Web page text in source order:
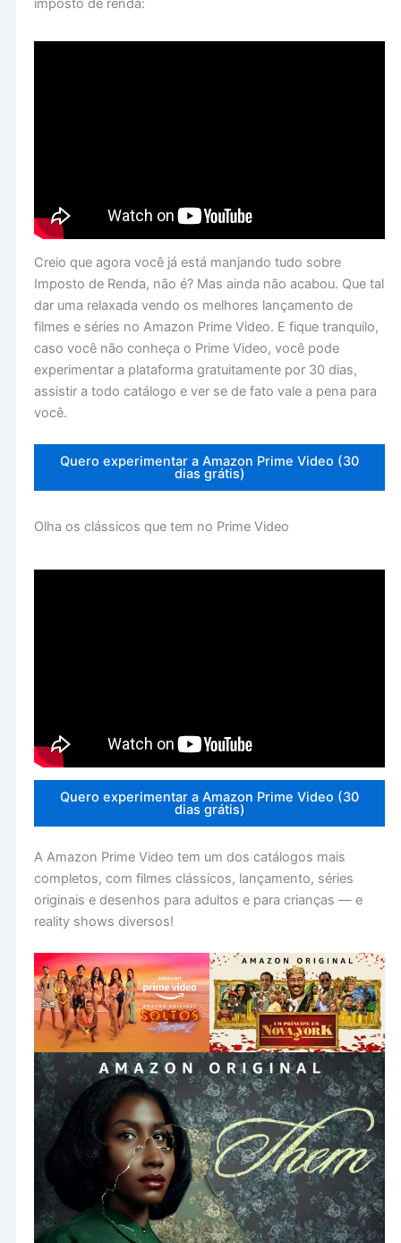
imposto de renda:
Creio que agora você já está manjando tudo sobre
Imposto de Renda, não é? Mas ainda não acabou. Que tal
dar uma relaxada vendo os melhores lançamento de
filmes e séries no Amazon Prime Video. E fique tranquilo,
caso você não conheça o Prime Video, você pode
experimentar a plataforma gratuitamente por 30 dias,
assistir a todo catálogo e ver se de fato vale a pena para
você.
Quero experimentar a Amazon Prime Video (30
dias grátis)
Olha os clássicos que tem no Prime Video
Quero experimentar a Amazon Prime Video (30
dias grátis)
A Amazon Prime Video tem um dos catálogos mais
completos, com filmes clássicos, lançamento, séries
originais e desenhos para adultos e para crianças — e
reality shows diversos!